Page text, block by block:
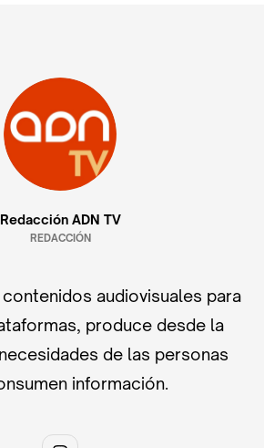
Redacción ADN TV
REDACCIÓN
audiovisuales para
produce desde la
de las personas
información.